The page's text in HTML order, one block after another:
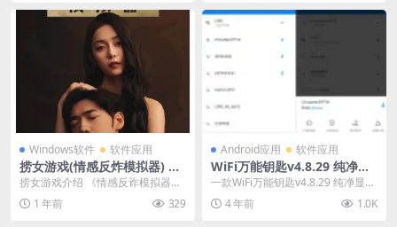
Windows软件 软件应用
捞女游戏(情感反炸模拟器) PC
端 全DLC豪华中文版 21.4GB
捞女游戏介绍 《情感反诈模拟器》
（曾用名：《捞女游戏》) 在游戏
中，玩家将扮演吴...
1 年前 329
Android应用 软件应用
WiFi万能钥匙v4.8.29 纯净显
密版
一款WiFi万能钥匙v4.8.29 纯净显密
版 WIFI万能钥匙是一款自动获取
周...4 年前 1.0K